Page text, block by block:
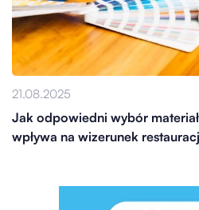
21.08.2025
Jak odpowiedni wybór
wpływa na wizerunek